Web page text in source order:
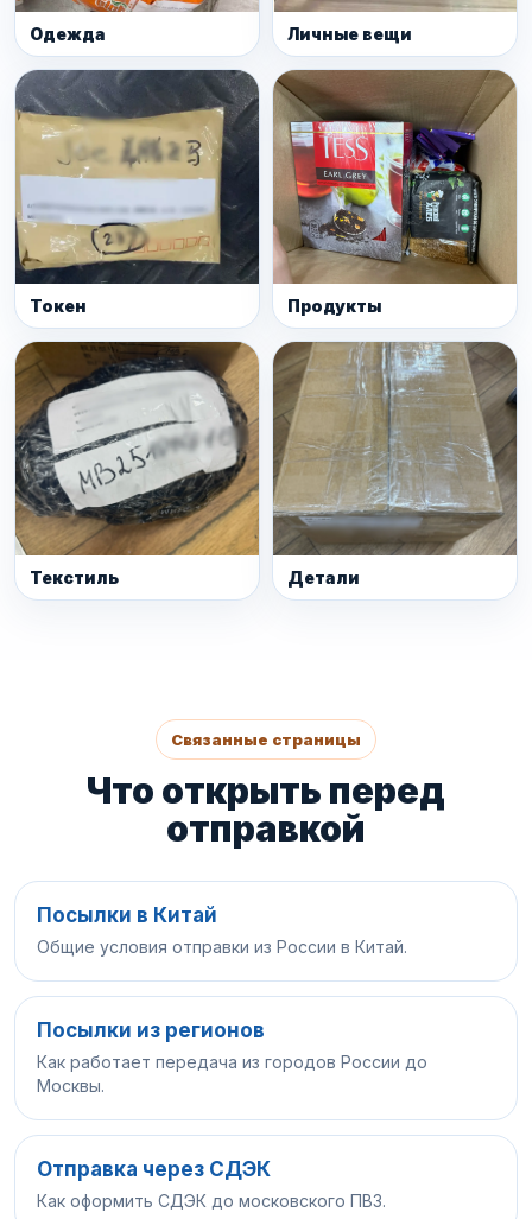
Одежда Личные вещи
Токен Продукты
Текстиль Детали
Связанные страницы
Что открыть перед
отправкой
Посылки в Китай
Общие условия отправки из России в Китай.
Посылки из регионов
Как работает передача из городов России до
Москвы.
Отправка через СДЭК
Как оформить СДЭК до московского ПВЗ.